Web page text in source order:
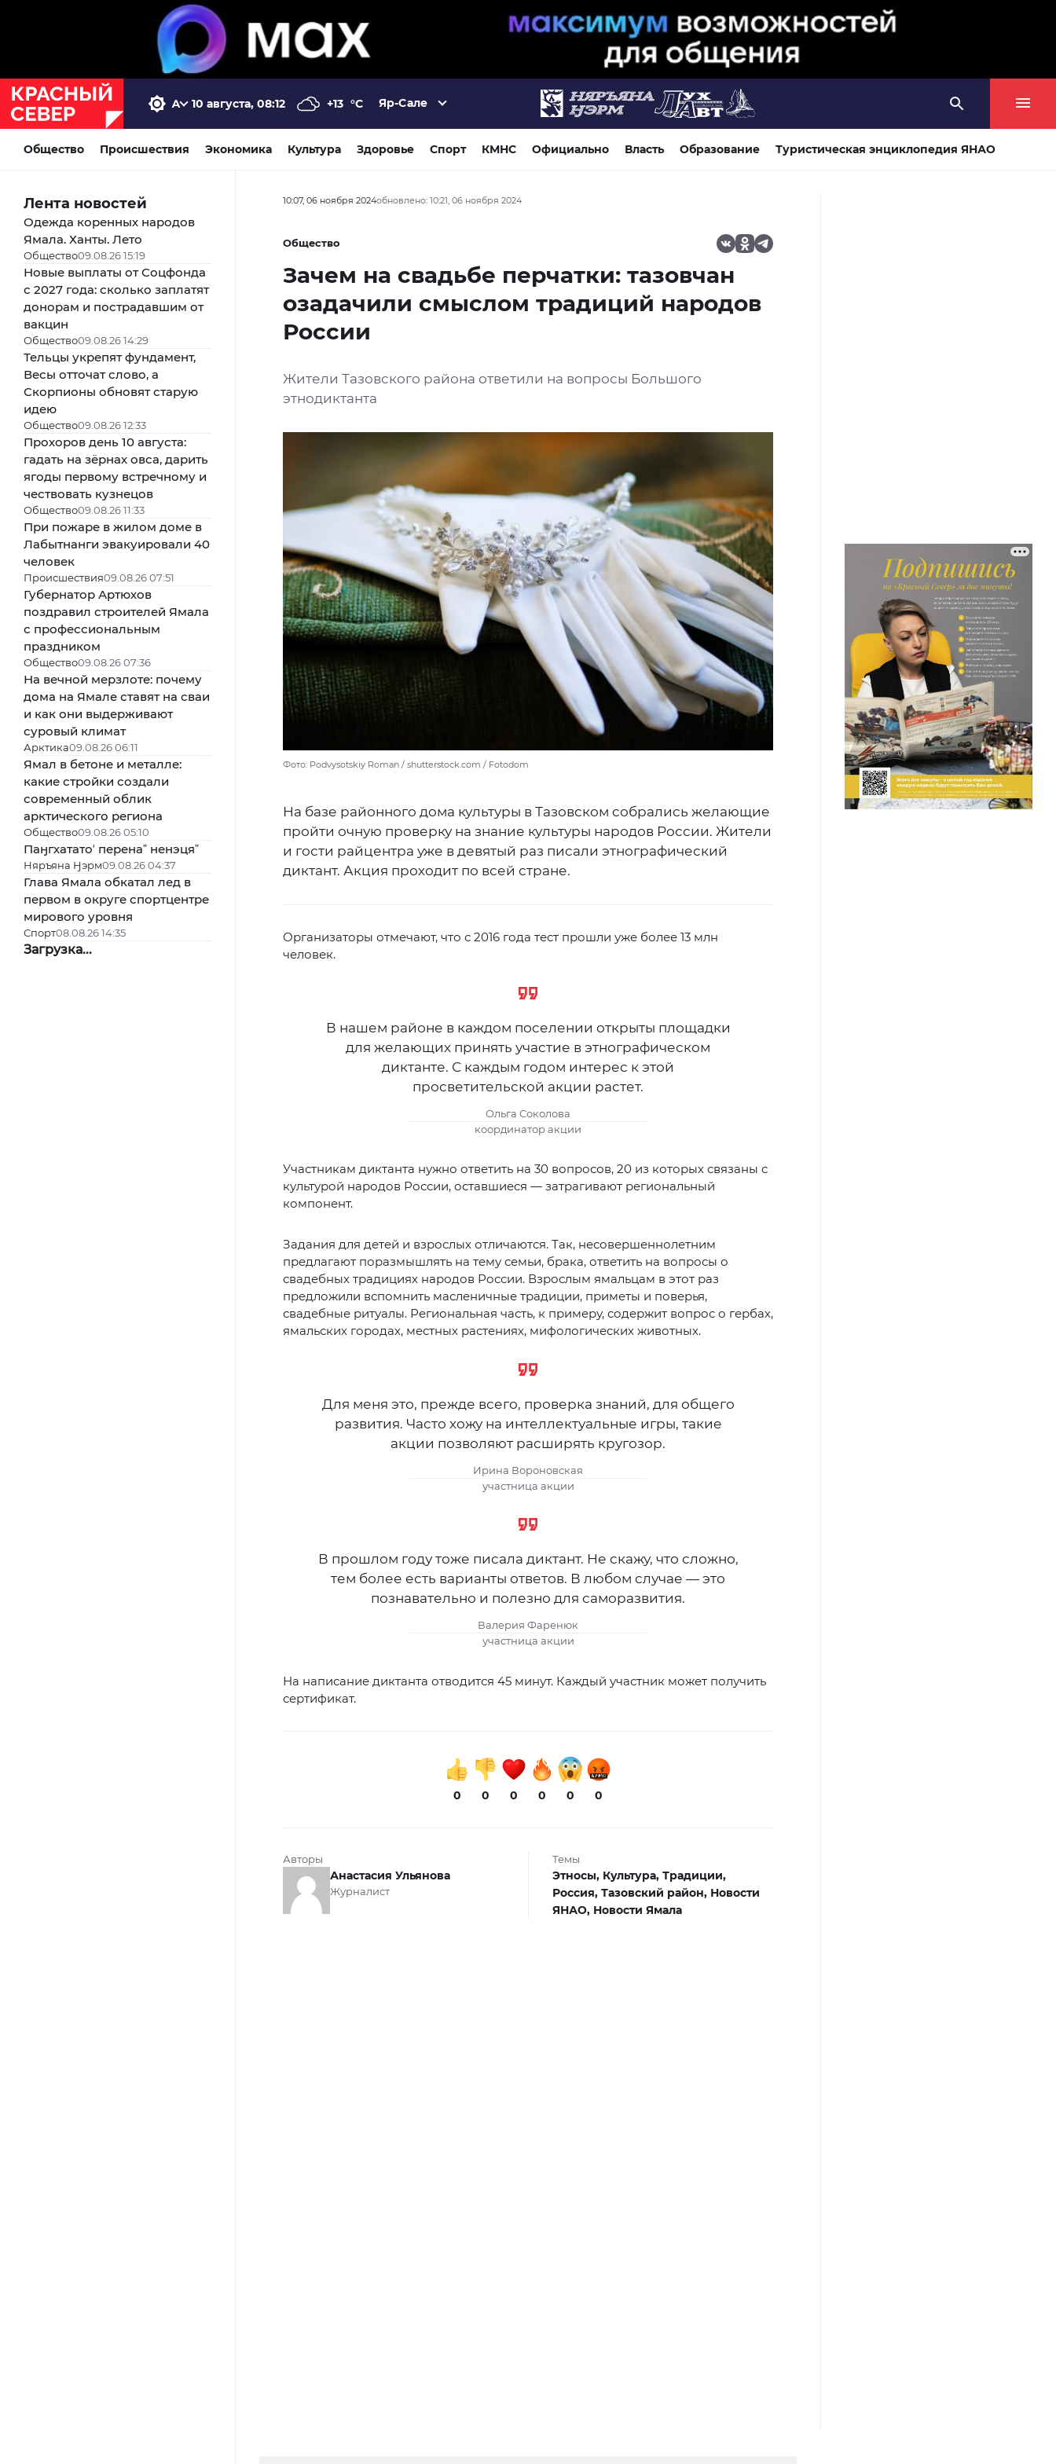
10 августа, 08:12 +13 °C Яр-Сале
Общество Происшествия Экономика Культура Здоровье Спорт КМНС Официально Власть Образование Туристическая энциклопедия ЯНАО
Лента новостей
Одежда коренных народов
Ямала. Ханты. Лето
Общество09.08.26 15:19
Новые выплаты от Соцфонда
с 2027 года: сколько заплатят
донорам и пострадавшим от
вакцин
Общество09.08.26 14:29
Тельцы укрепят фундамент,
Весы отточат слово, а
Скорпионы обновят старую
идею
Общество09.08.26 12:33
Прохоров день 10 августа:
гадать на зёрнах овса, дарить
ягоды первому встречному и
чествовать кузнецов
Общество09.08.26 11:33
При пожаре в жилом доме в
Лабытнанги эвакуировали 40
человек
Происшествия09.08.26 07:51
Губернатор Артюхов
поздравил строителей Ямала
с профессиональным
праздником
Общество09.08.26 07:36
На вечной мерзлоте: почему
дома на Ямале ставят на сваи
и как они выдерживают
суровый климат
Арктика09.08.26 06:11
Ямал в бетоне и металле:
какие стройки создали
современный облик
арктического региона
Общество09.08.26 05:10
Паӈгхататоʼ перенаˮ ненэцяˮ
Няръяна Ӈэрм09.08.26 04:37
Глава Ямала обкатал лед в
первом в округе спортцентре
мирового уровня
Спорт08.08.26 14:35
Загрузка...
10:07, 06 ноября 2024обновлено: 10:21, 06 ноября 2024
Общество
Зачем на свадьбе перчатки: тазовчан
озадачили смыслом традиций народов
России
Жители Тазовского района ответили на вопросы Большого
этнодиктанта
Фото: Podvysotskiy Roman / shutterstock.com / Fotodom
На базе районного дома культуры в Тазовском собрались желающие
пройти очную проверку на знание культуры народов России. Жители
и гости райцентра уже в девятый раз писали этнографический
диктант. Акция проходит по всей стране.
Организаторы отмечают, что с 2016 года тест прошли уже более 13 млн
человек.
В нашем районе в каждом поселении открыты площадки
для желающих принять участие в этнографическом
диктанте. С каждым годом интерес к этой
просветительской акции растет.
Ольга Соколова
координатор акции
Участникам диктанта нужно ответить на 30 вопросов, 20 из которых связаны с
культурой народов России, оставшиеся — затрагивают региональный
компонент.
Задания для детей и взрослых отличаются. Так, несовершеннолетним
предлагают поразмышлять на тему семьи, брака, ответить на вопросы о
свадебных традициях народов России. Взрослым ямальцам в этот раз
предложили вспомнить масленичные традиции, приметы и поверья,
свадебные ритуалы. Региональная часть, к примеру, содержит вопрос о гербах,
ямальских городах, местных растениях, мифологических животных.
Для меня это, прежде всего, проверка знаний, для общего
развития. Часто хожу на интеллектуальные игры, такие
акции позволяют расширять кругозор.
Ирина Вороновская
участница акции
В прошлом году тоже писала диктант. Не скажу, что сложно,
тем более есть варианты ответов. В любом случае — это
познавательно и полезно для саморазвития.
Валерия Фаренюк
участница акции
На написание диктанта отводится 45 минут. Каждый участник может получить
сертификат.
0 0 0 0 0 0
Авторы
Анастасия Ульянова
Журналист
Темы
Этносы, Культура, Традиции,
Россия, Тазовский район, Новости
ЯНАО, Новости Ямала